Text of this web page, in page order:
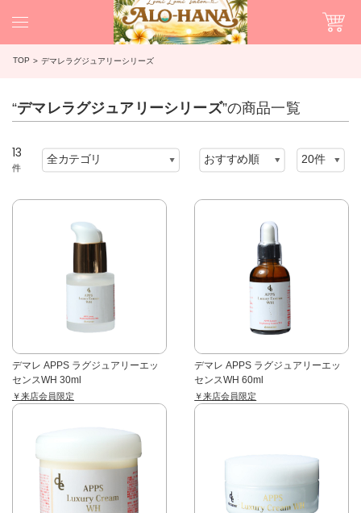
TOP デマレラグジュアリーシリーズ
“デマレラグジュアリーシリーズ”の商品一覧
13
件
デマレ APPS ラグジュアリーエッ
センスWH 30ml
￥来店会員限定
デマレ APPS ラグジュアリーエッ
センスWH 60ml
￥来店会員限定